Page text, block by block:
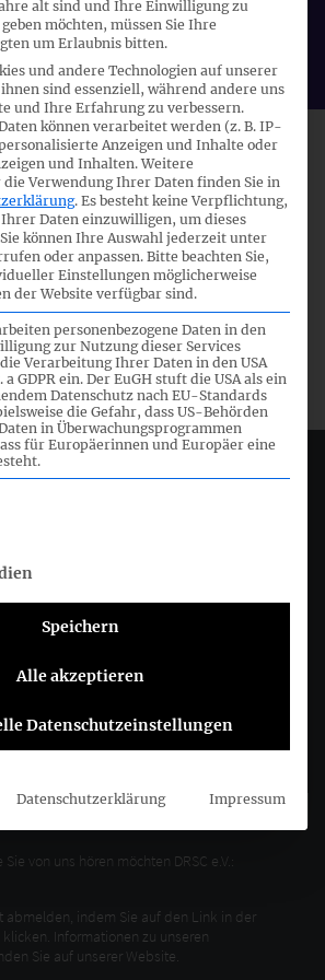
zum IFRS 15
Standards Committee e.V.
- 0
- 15
von uns hören möchten DRSC e.V.:
abmelden, indem Sie auf den Link in der
Informationen zu unseren
Sie auf unserer Website.
alt sind und Ihre Einwilligung zu
möchten, müssen Sie Ihre
um Erlaubnis bitten.
und andere Technologien auf unserer
sind essenziell, während andere uns
und Ihre Erfahrung zu verbessern.
können verarbeitet werden (z. B. IP-
Anzeigen und Inhalte oder
und Inhalten. Weitere
Verwendung Ihrer Daten finden Sie in
. Es besteht keine Verpflichtung,
Daten einzuwilligen, um dieses
Sie können Ihre Auswahl jederzeit unter
oder anpassen.Bitte beachten Sie,
Einstellungen möglicherweise
der Website verfügbar sind.
personenbezogene Daten in den
zur Nutzung dieser Services
Verarbeitung Ihrer Daten in den USA
GDPR ein. Der EuGH stuft die USA als ein
Datenschutz nach EU-Standards
die Gefahr, dass US-Behörden
in Überwachungsprogrammen
für Europäerinnen und Europäer eine
der Service-Gruppen, für die eine
Speichern
Alle akzeptieren
Datenschutzeinstellungen
Datenschutzerklärung Impressum